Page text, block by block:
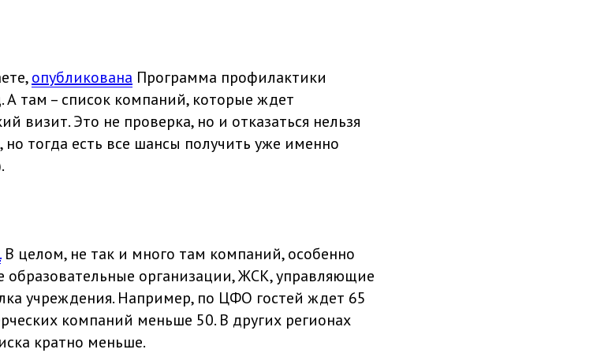
опубликована Программа профилактики
А там – список компаний, которые ждет
визит. Это не проверка, но и отказаться нельзя
но тогда есть все шансы получить уже именно
В целом, не так и много там компаний, особенно
организации, ЖСК, управляющие
учреждения. Например, по ЦФО гостей ждет 65
компаний меньше 50. В других регионах
кратно меньше.